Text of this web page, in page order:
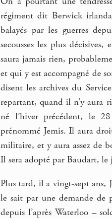
régiment dit Berwick
balayés par les guerres
secousses les plus
saura jamais rien,
et qui y est accompagné de
disent les archives du
repartant, quand il n’y aura
né l’hiver précédent, le
prénommé Jemis. Il aura
militaire, et y aura assez de
Il sera adopté par Baudart, le
Plus tard, il a vingt-sept ans,
le sait par une demande de
depuis l’après Waterloo –